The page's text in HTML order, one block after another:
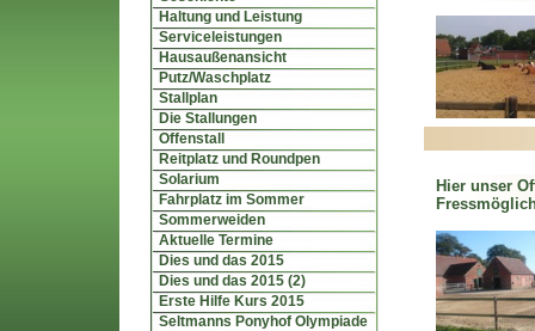
Haltung und Leistung
Serviceleistungen
Hausaußenansicht
Putz/Waschplatz
Stallplan
Die Stallungen
Offenstall
Reitplatz und Roundpen
Solarium
Fahrplatz im Sommer
Sommerweiden
Aktuelle Termine
Dies und das 2015
Dies und das 2015 (2)
Erste Hilfe Kurs 2015
Seltmanns Ponyhof Olympiade
Hier unser